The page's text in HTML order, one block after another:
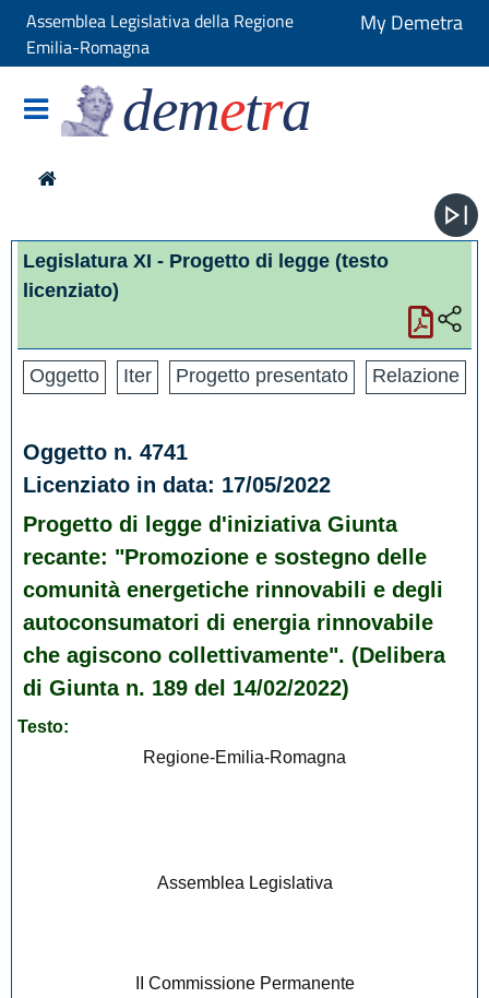
Assemblea Legislativa della Regione
Emilia-Romagna
My Demetra
demetra
Legislatura XI - Progetto di legge (testo
licenziato)
Oggetto Iter Progetto presentato Relazione
Oggetto n. 4741
Licenziato in data: 17/05/2022
Progetto di legge d'iniziativa Giunta
recante: "Promozione e sostegno delle
comunità energetiche rinnovabili e degli
autoconsumatori di energia rinnovabile
che agiscono collettivamente". (Delibera
di Giunta n. 189 del 14/02/2022)
Testo:
Regione-Emilia-Romagna
Assemblea Legislativa
II Commissione Permanente